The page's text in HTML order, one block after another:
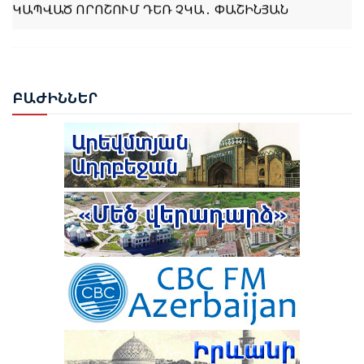
ԹՈՒՐՔԻԱՆ ԵՐԲԵՔ ՉԻ ԹՈՂՆԻ ԻՐ ԿԻՊՐԱԹՈՒՐՔ
ԵՂԲԱՅՐՆԵՐԻՆ ԵՎ ՔՈՒՅՐԵՐԻՆ ՄԵՆԱԿ․ ԷՐԴՈՂԱՆ
ԹՈՒՐՔԻԱՆ ՍԿՍԵԼ Է ԱՔՅԱՔԱ-ԳՅՈՒՄՐԻ ՀԱՏՎԱԾԻ
ՎԵՐԱԿԱՆԳՆՈՒՄԸ
ԲԱՔՎԻ ԴԱՏԱՐԱՆԸ ՇԱՐՈՒՆԱԿՈՒՄ Է ՔՆՆԵԼ ՀԱՅ
ՔԱՂԱՔԱՑԻՆԵՐԻ ՎԵՐԱԲԵՐՅԱԼ ԴԻՄՈՒՄՆԵՐԸ
ԲԱԺԻՆՆԵՐ